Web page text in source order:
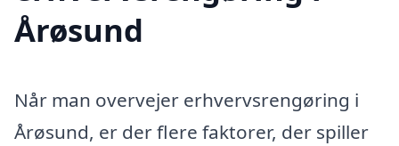
Årøsund
Når man overvejer erhvervsrengøring i
Årøsund, er der flere faktorer, der spiller